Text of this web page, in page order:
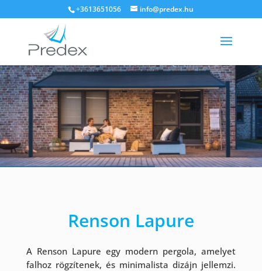
+3613651056 info@predex.hu
Renson Lapure
A Renson Lapure egy modern pergola, amelyet
falhoz rögzítenek, és minimalista dizájn jellemzi.